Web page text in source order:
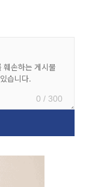
0 / 300